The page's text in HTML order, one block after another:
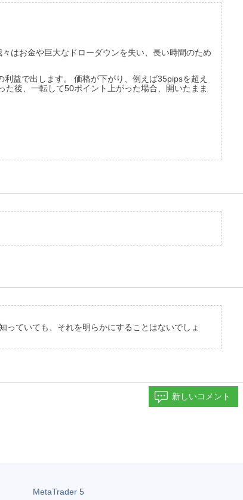
はお金や巨大なドローダウンを失い、長い時間のため
益で出します。
価格が下がり、例えば35pipsを超え
た後、一転して50ポイント上がった場合、開いたまま
ていても、それを明らかにすることはないでしょ
新しいコメント
MetaTrader 5